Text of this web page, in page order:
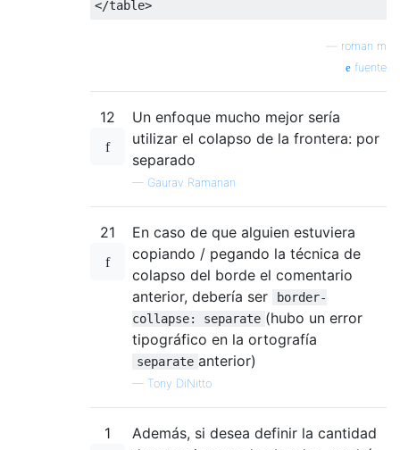
</table>
roman m
fuente
12
Un enfoque mucho mejor sería
utilizar el colapso de la frontera: por
separado
— Gaurav Ramanan
21
En caso de que alguien estuviera
copiando / pegando la técnica de
colapso del borde el comentario
anterior, debería ser
border-
collapse: separate (hubo un error
tipográfico en la ortografía
separate anterior)
— Tony DiNitto
1
Además, si desea definir la cantidad